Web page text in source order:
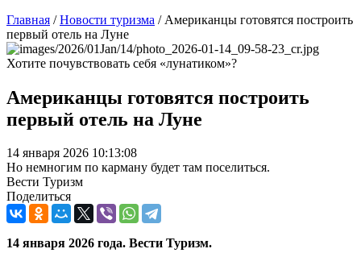
Главная /Новости туризма / Американцы готовятся построить
первый отель на Луне
Хотите почувствовать себя «лунатиком»?
Американцы готовятся построить
первый отель на Луне
14 января 2026 10:13:08
Но немногим по карману будет там поселиться.
Вести Туризм
Поделиться
14 января 2026 года. Вести Туризм.